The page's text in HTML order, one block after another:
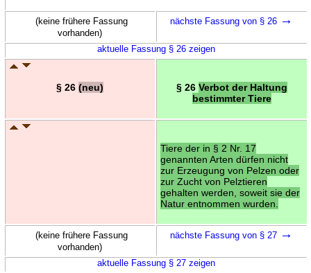
(keine frühere Fassung
vorhanden)
nächste Fassung von § 26 →
aktuelle Fassung § 26 zeigen
§ 26 (neu) § 26 Verbot der Haltung
bestimmter Tiere
Tiere der in § 2 Nr. 17
genannten Arten dürfen nicht
zur Erzeugung von Pelzen oder
zur Zucht von Pelztieren
gehalten werden, soweit sie der
Natur entnommen wurden.
(keine frühere Fassung
vorhanden)
nächste Fassung von § 27 →
aktuelle Fassung § 27 zeigen